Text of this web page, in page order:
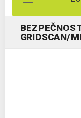
GRIDSCAN/